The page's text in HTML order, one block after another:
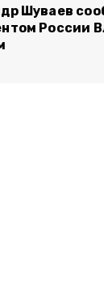
Шуваев
России